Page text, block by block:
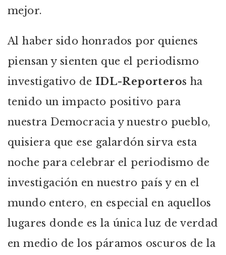
mejor.
Al haber sido honrados por quienes
piensan y sienten que el periodismo
investigativo de IDL-Reporteros ha
tenido un impacto positivo para
nuestra Democracia y nuestro pueblo,
quisiera que ese galardón sirva esta
noche para celebrar el periodismo de
investigación en nuestro país y en el
mundo entero, en especial en aquellos
lugares donde es la única luz de verdad
en medio de los páramos oscuros de la